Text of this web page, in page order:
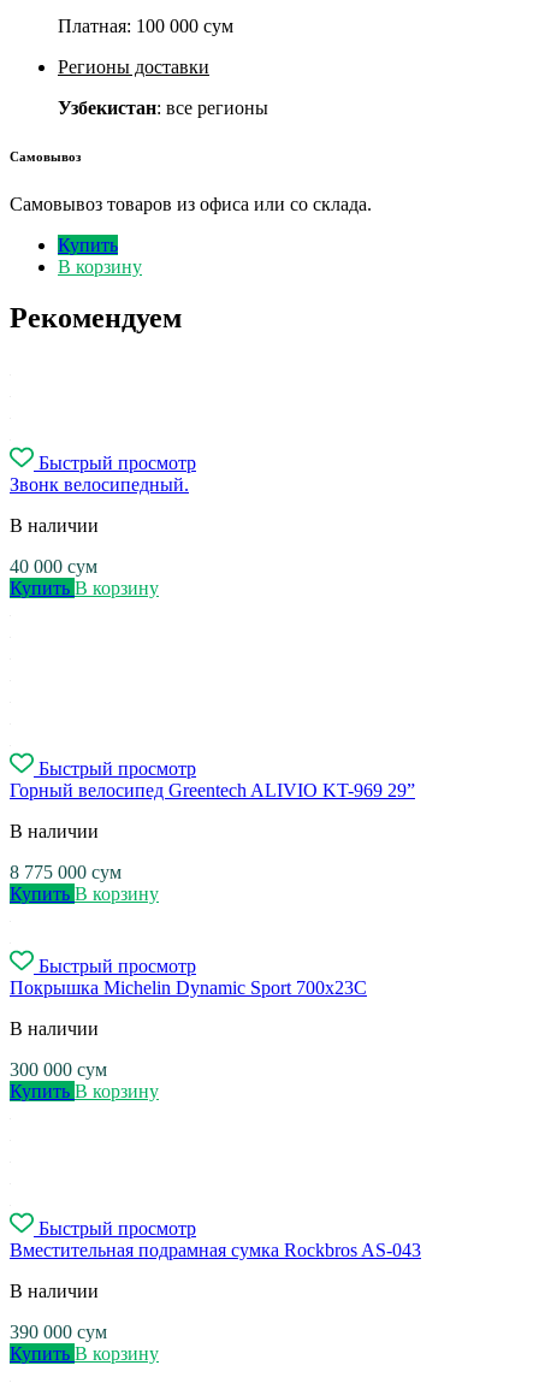
Платная: 100 000 сум
Регионы доставки
Узбекистан: все регионы
Самовывоз
Самовывоз товаров из офиса или со склада.
Купить
В корзину
Рекомендуем
Быстрый просмотр
Звонк велосипедный.
В наличии
40 000 сум
Купить В корзину
Быстрый просмотр
Горный велосипед Greentech ALIVIO KT-969 29”
В наличии
8 775 000 сум
Купить В корзину
Быстрый просмотр
Покрышка Michelin Dynamic Sport 700x23C
В наличии
300 000 сум
Купить В корзину
Быстрый просмотр
Вместительная подрамная сумка Rockbros AS-043
В наличии
390 000 сум
Купить В корзину